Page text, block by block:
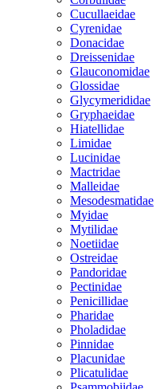
Cucullaeidae
Cyrenidae
Donacidae
Dreissenidae
Glauconomidae
Glossidae
Glycymerididae
Gryphaeidae
Hiatellidae
Limidae
Lucinidae
Mactridae
Malleidae
Mesodesmatidae
Myidae
Mytilidae
Noetiidae
Ostreidae
Pandoridae
Pectinidae
Penicillidae
Pharidae
Pholadidae
Pinnidae
Placunidae
Plicatulidae